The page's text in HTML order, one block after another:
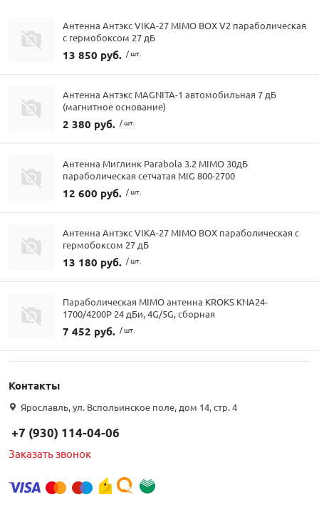
Антенна Антэкс VIKA-27 MIMO BOX V2 параболическая
с гермобоксом 27 дБ
13 850 руб. / шт.
Антенна Антэкс MAGNITA-1 автомобильная 7 дБ
(магнитное основание)
2 380 руб. / шт.
Антенна Миглинк Parabola 3.2 MIMO 30дБ
параболическая сетчатая MIG 800-2700
12 600 руб. / шт.
Антенна Антэкс VIKA-27 MIMO BOX параболическая с
гермобоксом 27 дБ
13 180 руб. / шт.
Параболическая MIMO антенна KROKS KNA24-
1700/4200P 24 дБи, 4G/5G, сборная
7 452 руб. / шт.
Контакты
Ярославль, ул. Вспольинское поле, дом 14, стр. 4
+7 (930) 114-04-06
Заказать звонок